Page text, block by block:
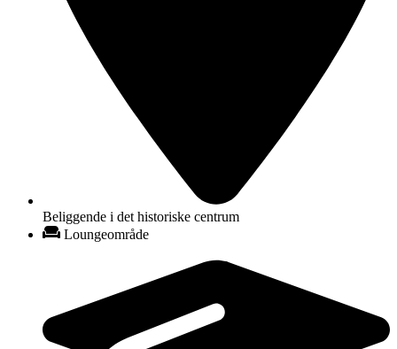
Beliggende i det historiske centrum
Loungeområde